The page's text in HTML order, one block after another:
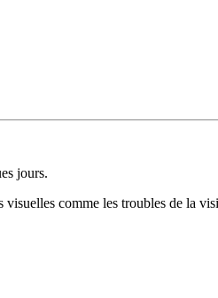
jours.
comme les troubles de la